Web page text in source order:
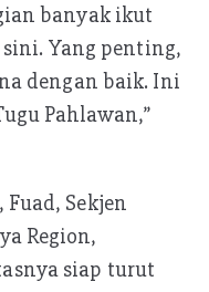
banyak ikut
Yang penting,
dengan baik. Ini
Pahlawan,”
Fuad, Sekjen
Region,
siap turut